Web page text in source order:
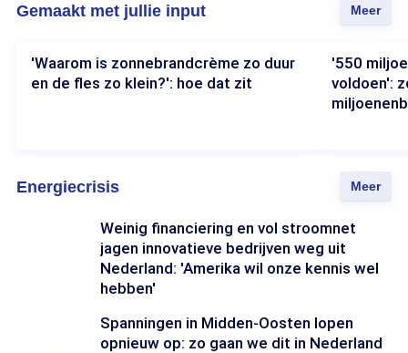
Gemaakt met jullie input Meer
'Waarom is zonnebrandcrème zo duur
en de fles zo klein?': hoe dat zit
duur
'550
voldoen':
binnen
voldoen':
zo
betalen
aan
EU
Energiecrisis Meer
Weinig financiering en vol stroomnet
jagen innovatieve bedrijven weg uit
Nederland: 'Amerika wil onze kennis wel
hebben'
Spanningen in Midden-Oosten lopen
opnieuw op: zo gaan we dit in Nederland